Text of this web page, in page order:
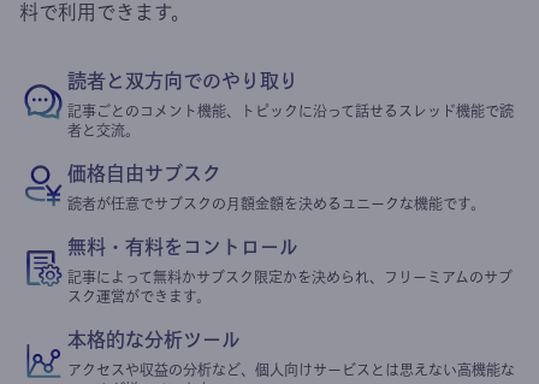
料で利用できます。
読者と双方向でのやり取り
記事ごとのコメント機能、トピックに沿って話せるスレッド機能で読
者と交流。
価格自由サブスク
読者が任意でサブスクの月額金額を決めるユニークな機能です。
無料・有料をコントロール
記事によって無料かサブスク限定かを決められ、フリーミアムのサブ
スク運営ができます。
本格的な分析ツール
アクセスや収益の分析など、個人向けサービスとは思えない高機能な